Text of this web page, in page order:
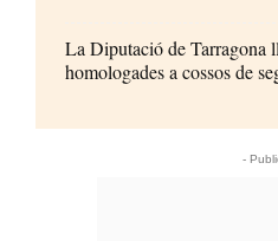
La Diputació de Tarragona
homologades a cossos de
-